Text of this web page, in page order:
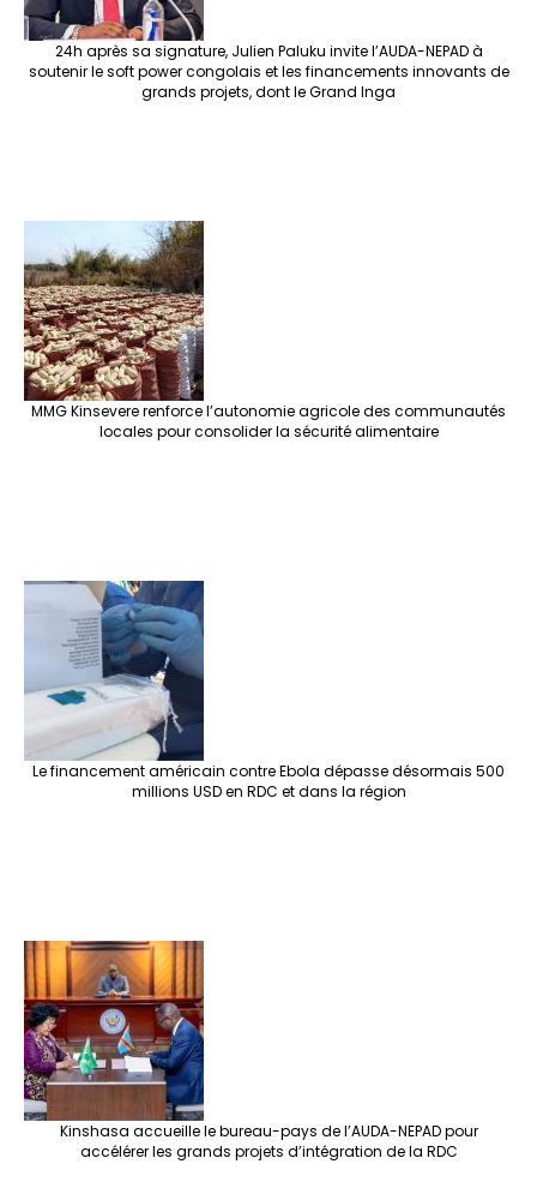
24h après sa signature, Julien Paluku invite l’AUDA-NEPAD à
soutenir le soft power congolais et les financements innovants de
grands projets, dont le Grand Inga
MMG Kinsevere renforce l’autonomie agricole des communautés
locales pour consolider la sécurité alimentaire
Le financement américain contre Ebola dépasse désormais 500
millions USD en RDC et dans la région
Kinshasa accueille le bureau-pays de l’AUDA-NEPAD pour
accélérer les grands projets d’intégration de la RDC